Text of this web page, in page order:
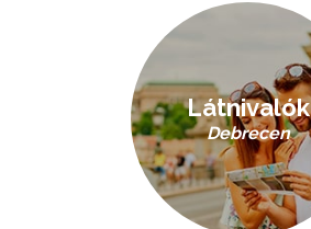
Látnivalók
Debrecen